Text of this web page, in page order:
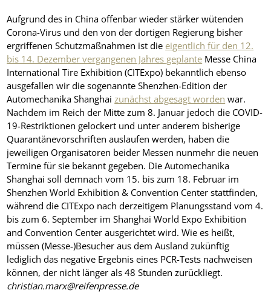
Aufgrund des in China offenbar wieder stärker wütenden
Corona-Virus und den von der dortigen Regierung bisher
ergriffenen Schutzmaßnahmen ist die eigentlich für den 12.
bis 14. Dezember vergangenen Jahres geplante Messe China
International Tire Exhibition (CITExpo) bekanntlich ebenso
ausgefallen wir die sogenannte Shenzhen-Edition der
Automechanika Shanghaizunächst abgesagt worden war.
Nachdem im Reich der Mitte zum 8. Januar jedoch die COVID-
19-Restriktionen gelockert und unter anderem bisherige
Quarantänevorschriften auslaufen werden, haben die
jeweiligen Organisatoren beider Messen nunmehr die neuen
Termine für sie bekannt gegeben. Die Automechanika
Shanghai soll demnach vom 15. bis zum 18. Februar im
Shenzhen World Exhibition & Convention Center stattfinden,
während die CITExpo nach derzeitigem Planungsstand vom 4.
bis zum 6. September im Shanghai World Expo Exhibition
and Convention Center ausgerichtet wird. Wie es heißt,
müssen (Messe-)Besucher aus dem Ausland zukünftig
lediglich das negative Ergebnis eines PCR-Tests nachweisen
können, der nicht länger als 48 Stunden zurückliegt.
christian.marx@reifenpresse.de